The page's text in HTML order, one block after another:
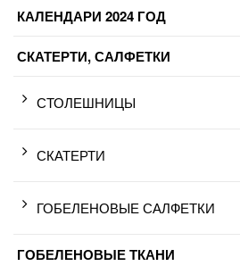
КАЛЕНДАРИ 2024 ГОД
СКАТЕРТИ, САЛФЕТКИ
СТОЛЕШНИЦЫ
СКАТЕРТИ
ГОБЕЛЕНОВЫЕ САЛФЕТКИ
ГОБЕЛЕНОВЫЕ ТКАНИ